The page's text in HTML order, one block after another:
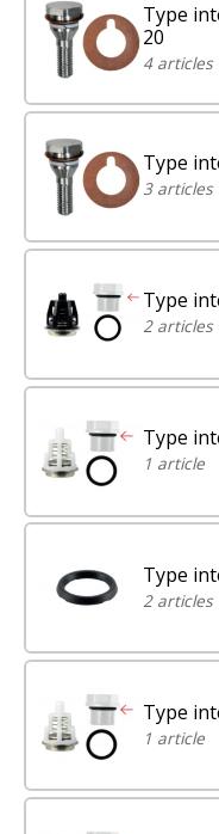
Type
20
4 articles
Type
3 articles
Type
2 articles
Type
1 article
Type
2 articles
Type
1 article